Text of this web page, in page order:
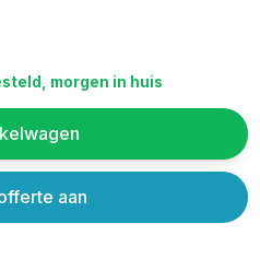
morgen in huis
aan